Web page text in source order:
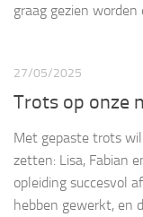
graag gezien
27/05/2025
Trots op onze
Met gepaste trots
zetten: Lisa, Fabian
opleiding succesvol
hebben gewerkt, en